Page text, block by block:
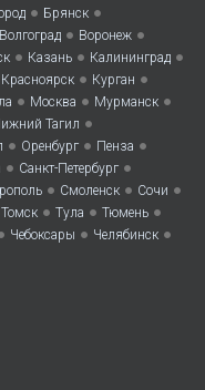
• Брянск •
Волгоград • Воронеж •
• Казань • Калининград •
Красноярск • Курган •
• Москва • Мурманск •
Тагил •
• Оренбург • Пенза •
• Санкт-Петербург •
• Смоленск • Сочи •
Томск • Тула • Тюмень •
Чебоксары • Челябинск •